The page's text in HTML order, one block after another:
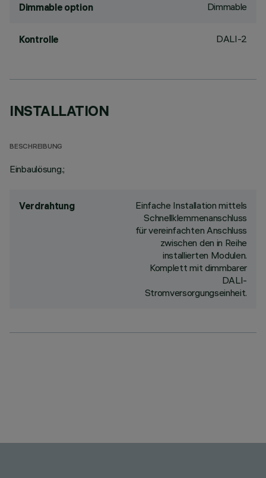
Dimmable option Dimmable
Kontrolle DALI-2
INSTALLATION
BESCHREIBUNG
Einbaulösung.;
Verdrahtung
Einfache Installation mittels
Schnellklemmenanschluss
für vereinfachten Anschluss
zwischen den in Reihe
installierten Modulen.
Komplett mit dimmbarer
DALI-
Stromversorgungseinheit.